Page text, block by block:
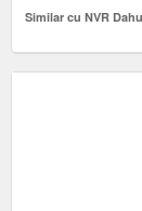
Similar cu NVR